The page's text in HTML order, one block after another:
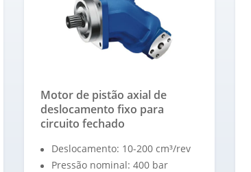
Motor de pistão axial de
deslocamento fixo para
circuito fechado
Deslocamento: 10-200 cm³/rev
Pressão nominal: 400 bar